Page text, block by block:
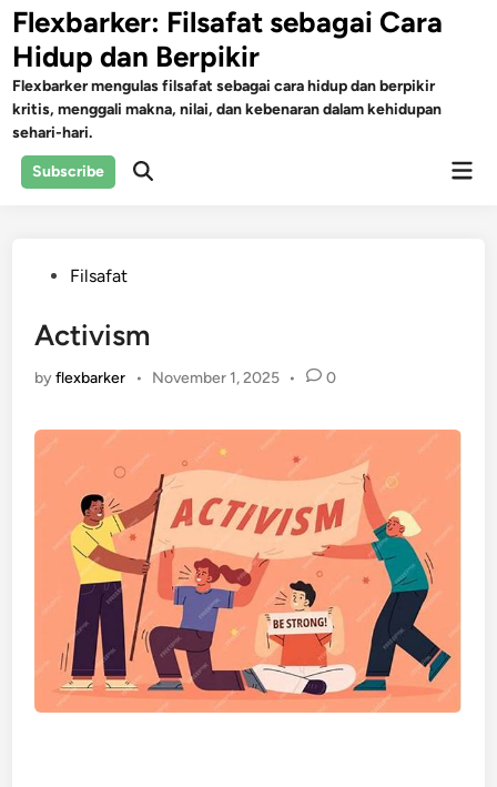
Skip
to
content
Flexbarker: Filsafat sebagai Cara
Hidup dan Berpikir
Flexbarker mengulas filsafat sebagai cara hidup dan berpikir
kritis, menggali makna, nilai, dan kebenaran dalam kehidupan
sehari-hari.
Subscribe
Open
PostedFilsafat
Activism
byflexbarker • November 1, 2025 • 0